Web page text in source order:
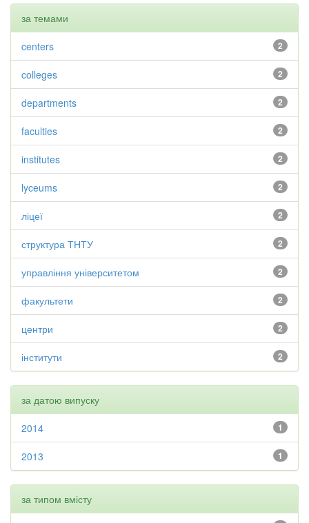
за темами
2
centers
2
colleges
2
departments
2
faculties
2
institutes
2
lyceums
2
ліцеї
2
структура ТНТУ
2
управління університетом
2
факультети
2
центри
2
інститути
за датою випуску
1
2014
1
2013
за типом вмісту